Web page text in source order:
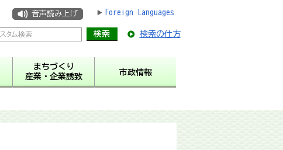
音声読み上げ Foreign Languages
検索の仕方
まちづくり
産業・企業誘致
市政情報